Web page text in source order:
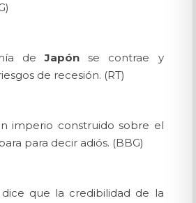
deJapón se contrae y
de recesión. (RT)
imperio construido sobre el
para decir adiós. (BBG)
que la credibilidad de la